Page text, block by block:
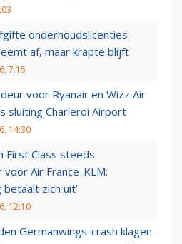
onderhoudslicenties
af, maar krapte blijft
7:15
voor Ryanair en Wizz Air
sluiting Charleroi Airport
14:30
First Class steeds
Air France-KLM:
betaalt zich uit’
12:10
Germanwings-crash klagen